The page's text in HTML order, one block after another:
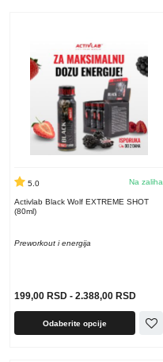
5.0 Na zaliha
Activlab Black Wolf EXTREME SHOT
(80ml)
Preworkout i energija
199,00 RSD - 2.388,00 RSD
Odaberite opcije